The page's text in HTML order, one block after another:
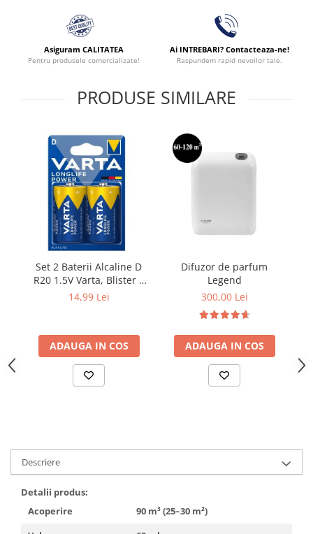
Asiguram CALITATEA
Pentru produsele comercializate!
Ai INTREBARI? Contacteaza-ne!
Raspundem rapid nevoilor tale.
PRODUSE SIMILARE
Set 2 Baterii Alcaline D
R20 1.5V Varta, Blister 2
bucati LR20
14,99 Lei
ADAUGA IN COS
Difuzor de parfum
Legend
300,00 Lei
ADAUGA IN COS
Descriere
Detalii produs:
Acoperire
90 m³ (25–30 m²)